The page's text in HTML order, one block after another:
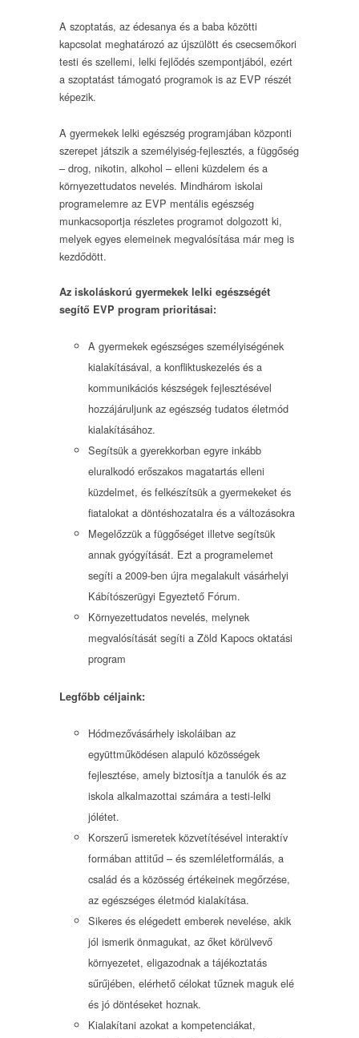
A szoptatás, az édesanya és a baba közötti
kapcsolat meghatározó az újszülött és csecsemőkori
testi és szellemi, lelki fejlődés szempontjából, ezért
a szoptatást támogató programok is az EVP részét
képezik.
A gyermekek lelki egészség programjában központi
szerepet játszik a személyiség-fejlesztés, a függőség
– drog, nikotin, alkohol – elleni küzdelem és a
környezettudatos nevelés. Mindhárom iskolai
programelemre az EVP mentális egészség
munkacsoportja részletes programot dolgozott ki,
melyek egyes elemeinek megvalósítása már meg is
kezdődött.
Az iskoláskorú gyermekek lelki egészségét
segítő EVP program prioritásai:
A gyermekek egészséges személyiségének
kialakításával, a konfliktuskezelés és a
kommunikációs készségek fejlesztésével
hozzájáruljunk az egészség tudatos életmód
kialakításához.
Segítsük a gyerekkorban egyre inkább
eluralkodó erőszakos magatartás elleni
küzdelmet, és felkészítsük a gyermekeket és
fiatalokat a döntéshozatalra és a változásokra
Megelőzzük a függőséget illetve segítsük
annak gyógyítását. Ezt a programelemet
segíti a 2009-ben újra megalakult vásárhelyi
Kábítószerügyi Egyeztető Fórum.
Környezettudatos nevelés, melynek
megvalósítását segíti a Zöld Kapocs oktatási
program
Legfőbb céljaink:
Hódmezővásárhely iskoláiban az
együttműködésen alapuló közösségek
fejlesztése, amely biztosítja a tanulók és az
iskola alkalmazottai számára a testi-lelki
jólétet.
Korszerű ismeretek közvetítésével interaktív
formában attitűd – és szemléletformálás, a
család és a közösség értékeinek megőrzése,
az egészséges életmód kialakítása.
Sikeres és elégedett emberek nevelése, akik
jól ismerik önmagukat, az őket körülvevő
környezetet, eligazodnak a tájékoztatás
sűrűjében, elérhető célokat tűznek maguk elé
és jó döntéseket hoznak.
Kialakítani azokat a kompetenciákat,